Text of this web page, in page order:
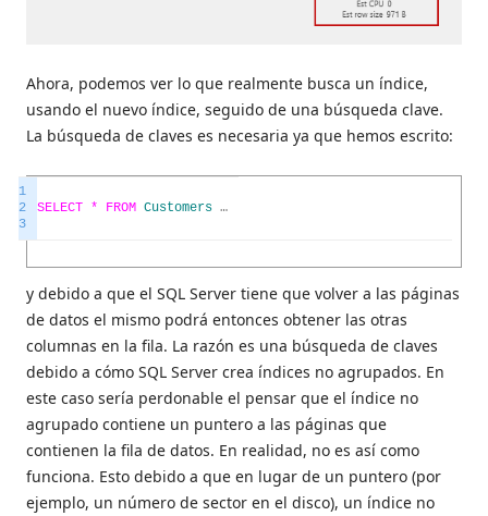
Ahora, podemos ver lo que realmente busca un índice,
usando el nuevo índice, seguido de una búsqueda clave.
La búsqueda de claves es necesaria ya que hemos escrito:
1
2
3
SELECT * FROM Customers …
y debido a que el SQL Server tiene que volver a las páginas
de datos el mismo podrá entonces obtener las otras
columnas en la fila. La razón es una búsqueda de claves
debido a cómo SQL Server crea índices no agrupados. En
este caso sería perdonable el pensar que el índice no
agrupado contiene un puntero a las páginas que
contienen la fila de datos. En realidad, no es así como
funciona. Esto debido a que en lugar de un puntero (por
ejemplo, un número de sector en el disco), un índice no